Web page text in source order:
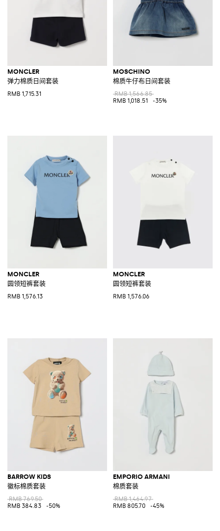
MONCLER
弹力棉质日间套装
RMB 1,715.31
MOSCHINO
棉质牛仔布日间套装
RMB 1,566.85
RMB 1,018.51
-35%
MONCLER
圆领短裤套装
RMB 1,576.13
MONCLER
圆领短裤套装
RMB 1,576.06
BARROW KIDS
徽标棉质套装
RMB 769.50
RMB 384.83
-50%
EMPORIO ARMANI
棉质套装
RMB 1,464.97
RMB 805.70
-45%